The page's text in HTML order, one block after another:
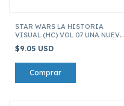
STAR WARS LA HISTORIA
VISUAL (HC) VOL 07 UNA NUEVA
$9.05 USD